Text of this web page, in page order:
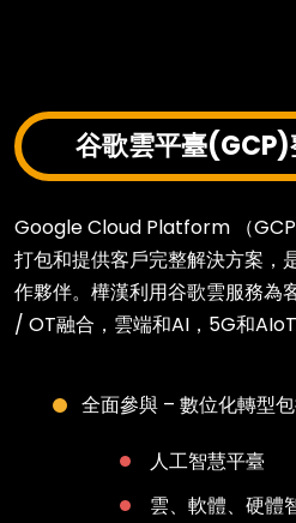
谷歌雲平臺(GCP)
Google Cloud Platform （GCP
打包和提供客戶完整解決方案，
作夥伴。樺漢利用谷歌雲服務為
/ OT融合，雲端和AI，5G和AIoT
全面參與 – 數位化轉型包
人工智慧平臺
雲、軟體、硬體